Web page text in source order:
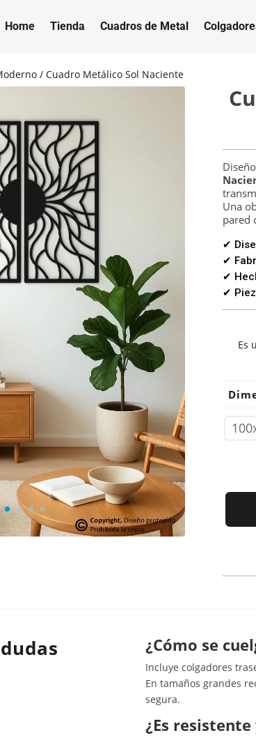
Home Tienda Cuadros de Metal
/ Cuadro Metálico Sol Naciente
Una
pared
✔
✔
✔
✔
Es
¿Cómo se
Incluye colgadores
En tamaños grandes
segura.
¿Es